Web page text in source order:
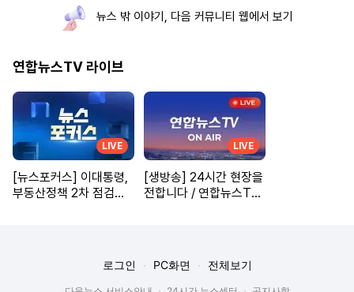
뉴스 밖 이야기, 다음 커뮤니티 웹에서 보기
연합뉴스TV 라이브
LIVE
[뉴스포커스] 이대통령,
부동산정책 2차 점검회
LIVE
[생방송] 24시간 현장을
전합니다 / 연합뉴스TV
로그인 PC화면 전체보기